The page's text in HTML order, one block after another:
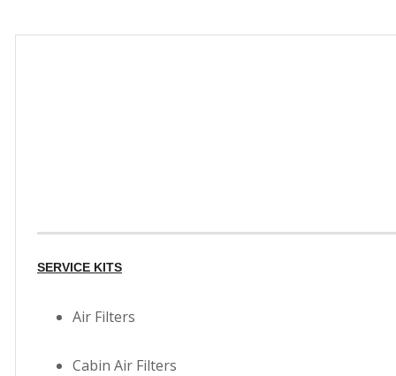
SERVICE KITS
Air Filters
Cabin Air Filters